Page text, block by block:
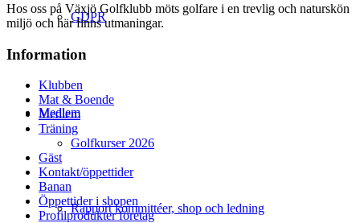
GDPR
Medlem
Rapport kommittéer, shop och ledning
Hos oss på Växjö Golfklubb möts golfare i en trevlig och naturskön
miljö och här finns utmaningar.
Information
Klubben
Mat & Boende
Medlem
Träning
Golfkurser 2026
Gäst
Kontakt/öppettider
Banan
Öppettider i shopen
Profilprodukter företag